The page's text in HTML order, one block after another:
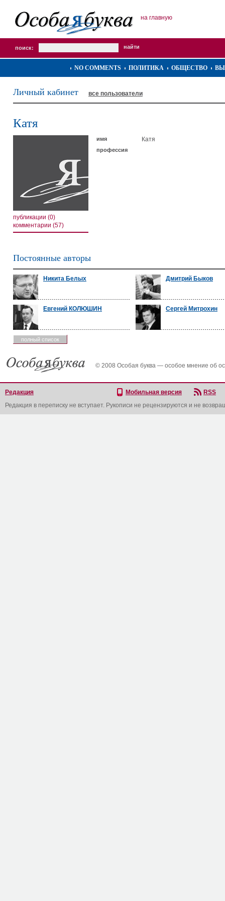
на главную
поиск:
NO COMMENTS ПОЛИТИКА ОБЩЕСТВО
Личный кабинет все пользователи
Катя
публикации (0)
комментарии (57)
имя Катя
профессия
Постоянные авторы
Никита Белых Дмитрий Быков
Евгений КОЛЮШИН Сергей Митрохин
полный список
© 2008 Особая буква — особое мнение об
Редакция Мобильная версия
RSS
Редакция в переписку не вступает. Рукописи не рецензируются и не